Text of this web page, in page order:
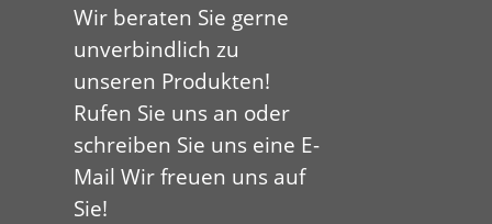
Wir beraten Sie gerne
unverbindlich zu
unseren Produkten!
Rufen Sie uns an oder
schreiben Sie uns eine E-
Mail Wir freuen uns auf
Sie!